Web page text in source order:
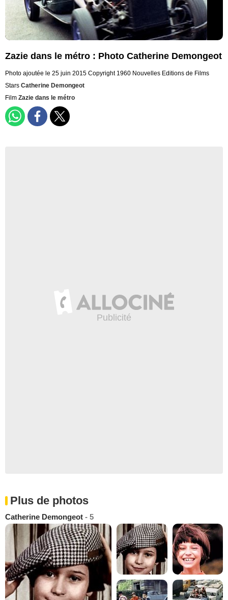
Zazie dans le métro : Photo Catherine Demongeot
Photo ajoutée le 25 juin 2015 Copyright 1960 Nouvelles Editions de Films
Stars Catherine Demongeot
Film Zazie dans le métro
Plus de photos
Catherine Demongeot - 5